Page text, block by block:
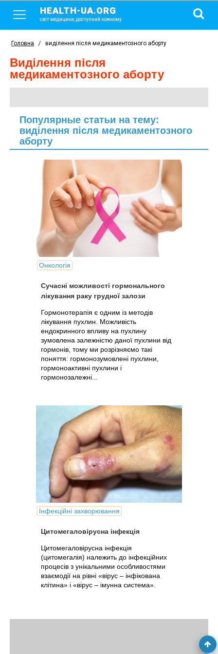
HEALTH-UA.ORG
світ медицини, доступний кожному
Головна / виділення після медикаментозного аборту
виділення після
медикаментозного аборту
Популярные статьи на тему:
виділення після медикаментозного
аборту
Онкологія
Сучасні можливості гормонального
лікування раку грудної залози
Гормонотерапія є одним із методів
лікування пухлин. Можливість
ендокринного впливу на пухлину
зумовлена залежністю даної пухлини від
гормонів, тому ми розрізняємо такі
поняття: гормонозумовлені пухлини,
гормоноактивні пухлини і
гормонозалежні...
Інфекційні захворювання
Цитомегаловірусна інфекція
Цитомегаловірусна інфекція
(цитомегалія) належить до інфекційних
процесів з унікальними особливостями
взаємодії на рівні «вірус – інфікована
клітина» і «вірус – імунна система».